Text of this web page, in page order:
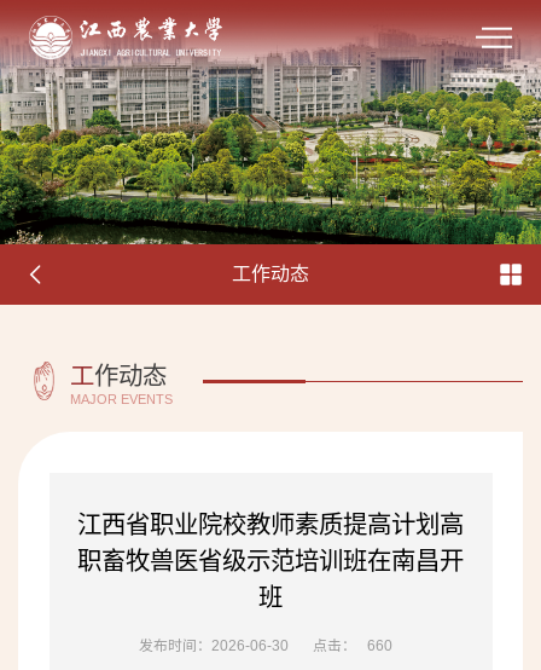
工作动态
工作动态
MAJOR EVENTS
江西省职业院校教师素质提高计划高
职畜牧兽医省级示范培训班在南昌开
班
发布时间：2026-06-30 点击： 660